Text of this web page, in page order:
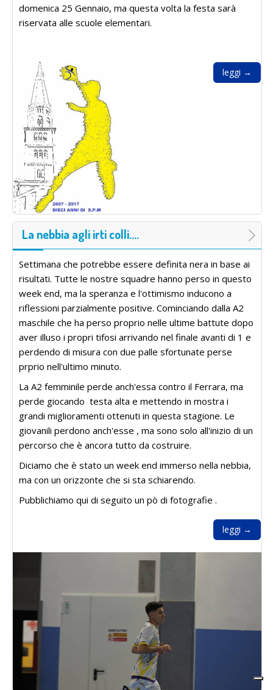
domenica 25 Gennaio, ma questa volta la festa sarà
riservata alle scuole elementari.
leggi →
La nebbia agli irti colli....
Settimana che potrebbe essere definita nera in base ai
risultati. Tutte le nostre squadre hanno perso in questo
week end, ma la speranza e l'ottimismo inducono a
riflessioni parzialmente positive. Cominciando dalla A2
maschile che ha perso proprio nelle ultime battute dopo
aver illuso i propri tifosi arrivando nel finale avanti di 1 e
perdendo di misura con due palle sfortunate perse
prprio nell'ultimo minuto.
La A2 femminile perde anch'essa contro il Ferrara, ma
perde giocando testa alta e mettendo in mostra i
grandi miglioramenti ottenuti in questa stagione. Le
giovanili perdono anch'esse , ma sono solo all'inizio di un
percorso che è ancora tutto da costruire.
Diciamo che è stato un week end immerso nella nebbia,
ma con un orizzonte che si sta schiarendo.
Pubblichiamo qui di seguito un pò di fotografie .
leggi →